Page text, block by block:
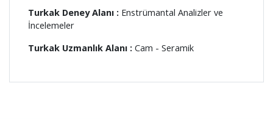
Turkak Deney Alanı : Enstrümantal Analizler ve
İncelemeler
Turkak Uzmanlık Alanı : Cam - Seramik